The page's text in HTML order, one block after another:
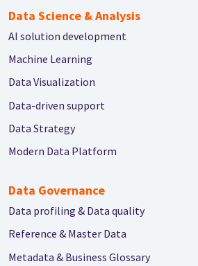
Data Science & Analysis
AI solution development
Machine Learning
Data Visualization
Data-driven support
Data Strategy
Modern Data Platform
Data Governance
Data profiling & Data quality
Reference & Master Data
Metadata & Business Glossary